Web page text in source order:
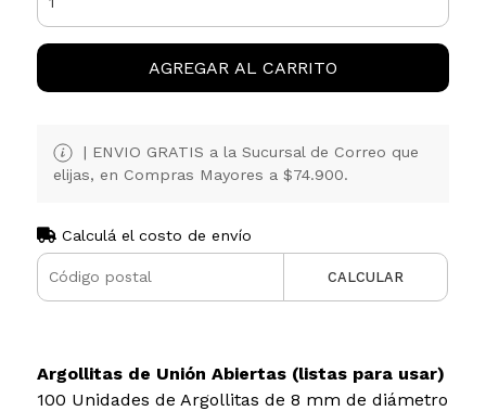
AGREGAR AL CARRITO
| ENVIO GRATIS a la Sucursal de Correo que
elijas, en Compras Mayores a $74.900.
Calculá el costo de envío
CALCULAR
Argollitas de Unión Abiertas (listas para usar)
100 Unidades de Argollitas de 8 mm de diámetro